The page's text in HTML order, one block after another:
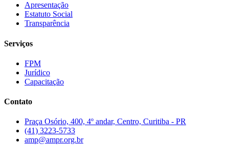
Apresentação
Estatuto Social
Transparência
Serviços
FPM
Jurídico
Capacitação
Contato
Praça Osório, 400, 4º andar, Centro, Curitiba - PR
(41) 3223-5733
amp@ampr.org.br